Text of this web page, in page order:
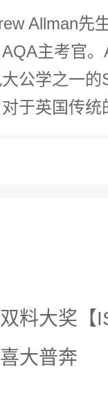
Allman先
主考官
公学之一的
于英国传
料大奖【
大普奔